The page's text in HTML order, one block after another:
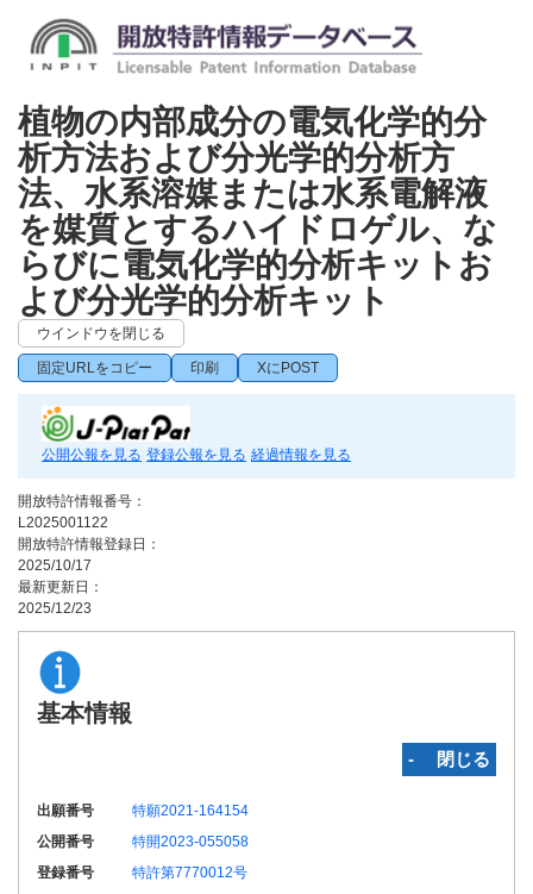
植物の内部成分の電気化学的分
析方法および分光学的分析方
法、水系溶媒または水系電解液
を媒質とするハイドロゲル、な
らびに電気化学的分析キットお
よび分光学的分析キット
ウインドウを閉じる
固定URLをコピー 印刷 XにPOST
公開公報を見る 登録公報を見る 経過情報を見る
開放特許情報番号：
L2025001122
開放特許情報登録日：
2025/10/17
最新更新日：
2025/12/23
基本情報
‐ 閉じる
出願番号
特願2021-164154
公開番号
特開2023-055058
登録番号
特許第7770012号